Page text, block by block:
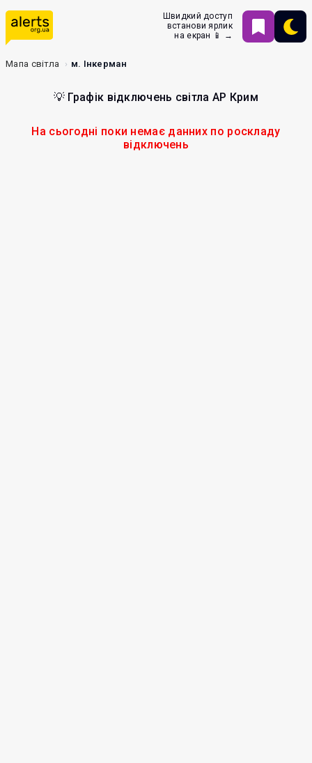
Швидкий доступ
встанови ярлик
на екран 📱 →
Мапа світла м. Інкерман
💡 Графік відключень світла АР Крим
На сьогодні поки немає данних по роскладу
відключень